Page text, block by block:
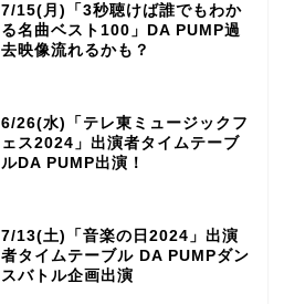
7/15(月)「3秒聴けば誰でもわか
る名曲ベスト100」DA PUMP過
去映像流れるかも？
6/26(水)「テレ東ミュージックフ
ェス2024」出演者タイムテーブ
ルDA PUMP出演！
7/13(土)「音楽の日2024」出演
者タイムテーブル DA PUMPダン
スバトル企画出演